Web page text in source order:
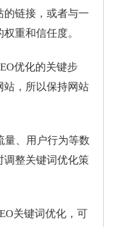
的链接，或者与一
重和信任度。
优化的关键步
站，所以保持网站
量、用户行为等数
调整关键词优化策
关键词优化，可